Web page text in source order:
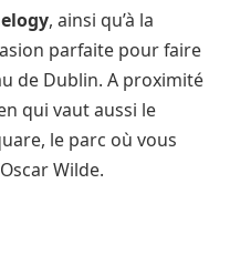
, ainsi qu’à la
parfaite pour faire
de Dublin. A proximité
qui vaut aussi le
le parc où vous
Wilde.